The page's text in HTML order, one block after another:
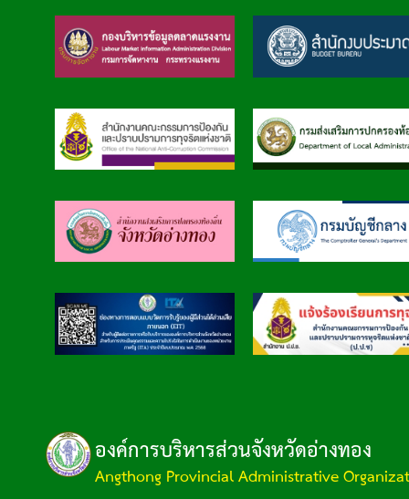
องค์การบริหารส่วนจังหวัดอ่างทอง
Angthong Provincial Administrative